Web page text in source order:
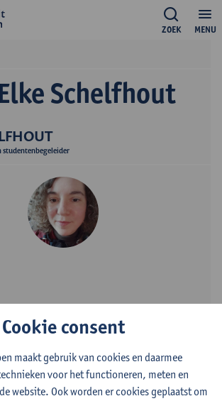
MENU
ZOEK
studentenbegeleider
Schelfhout
2
BEL
Cookie consent
maakt gebruik van cookies en daarmee
voor het functioneren, meten en
website. Ook worden er cookies geplaatst om